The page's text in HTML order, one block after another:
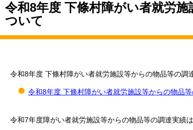
令和8年度 下條村障がい者就労
ついて
令和8年度 下條村障がい者就労施設等からの物品等の調
令和8年度 下條村障がい者就労施設等からの物品
令和7年度障がい者就労施設等からの物品等の調達実績